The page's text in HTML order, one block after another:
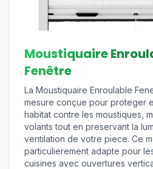
Moustiquaire
Fenêtre
La Moustiquaire Enroulable
mesure conçue pour proteger
habitat contre les moustiques,
volants tout en preservant la
ventilation de votre piece. Ce
particulierement adapte pour
cuisines avec ouvertures